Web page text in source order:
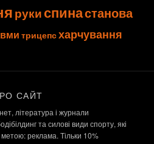
рукиспинастанова
трицепсхарчування
САЙТ
література і журнали
та силові види спорту, які
реклама. Тільки 10%